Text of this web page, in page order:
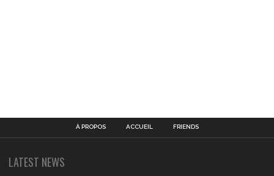
À PROPOS ACCUEIL FRIENDS
LATEST NEWS